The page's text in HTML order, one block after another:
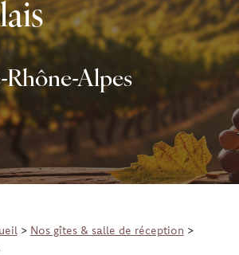
Alpes
> Nos gîtes & salle de réception >